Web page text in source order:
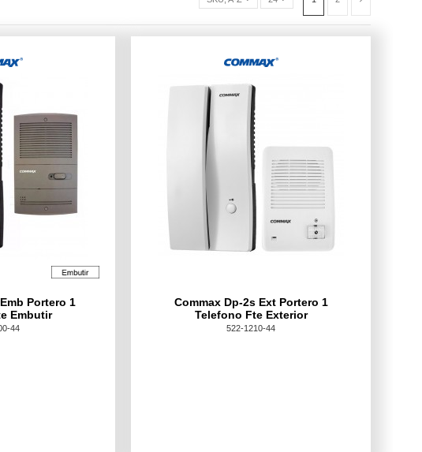
Portero 1
Embutir
44
Commax Dp-2s Ext Portero 1
Telefono Fte Exterior
522-1210-44